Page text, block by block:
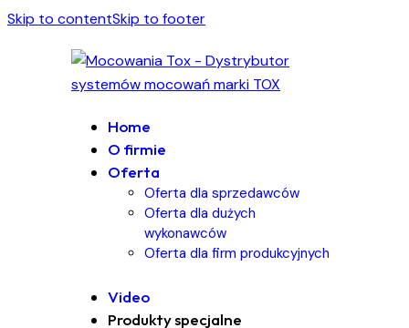
Skip to contentSkip to footer
Home
O firmie
Oferta
Oferta dla sprzedawców
Oferta dla dużych
wykonawców
Oferta dla firm produkcyjnych
Video
Produkty specjalne